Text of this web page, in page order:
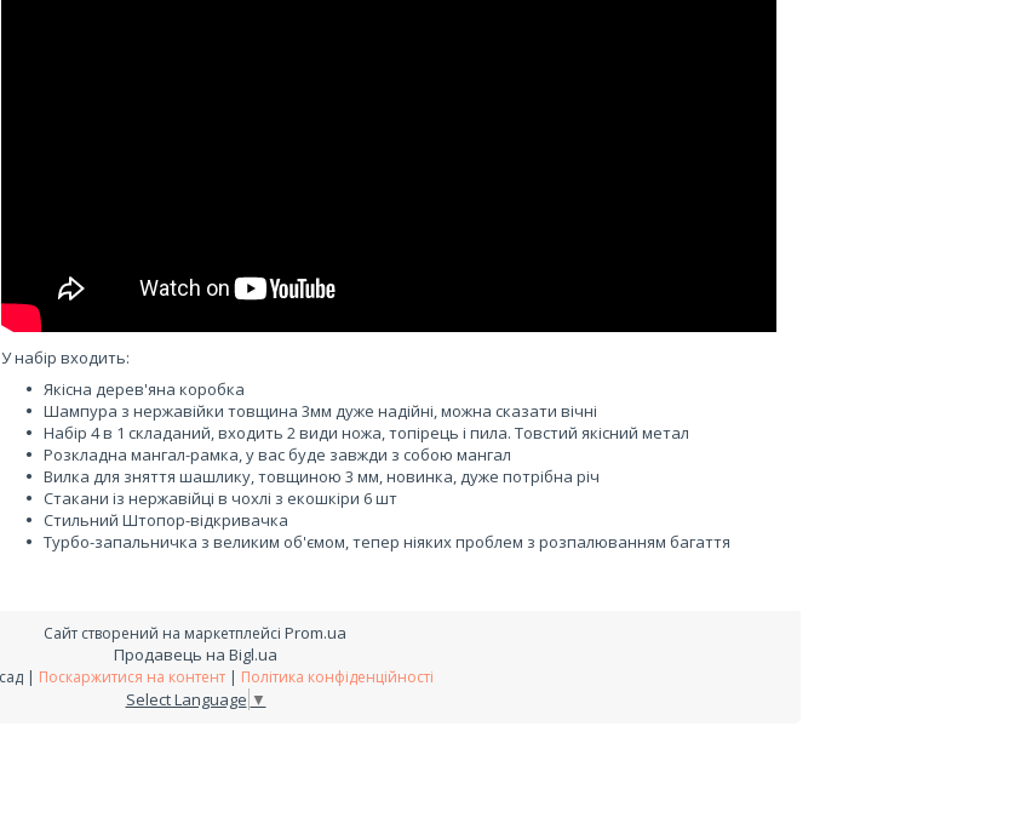
У набір входить:
Якісна дерев'яна коробка
Шампура з нержавійки товщина 3мм дуже надійні, можна сказати вічні
Набір 4 в 1 складаний, входить 2 види ножа, топірець і пила. Товстий якісний метал
Розкладна мангал-рамка, у вас буде завжди з собою мангал
Вилка для зняття шашлику, товщиною 3 мм, новинка, дуже потрібна річ
Стакани із нержавійці в чохлі з екошкіри 6 шт
Стильний Штопор-відкривачка
Турбо-запальничка з великим об'ємом, тепер ніяких проблем з розпалюванням багаття
Сайт створений на маркетплейсі Prom.ua
Продавець на Bigl.ua
Дом і сад | Поскаржитися на контент | Політика конфіденційності
Select Language ▼